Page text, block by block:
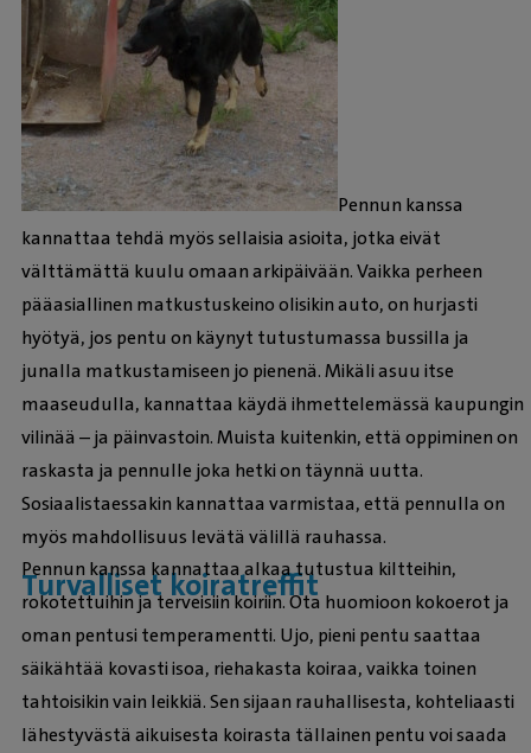
Pennun kanssa
kannattaa tehdä myös sellaisia asioita, jotka eivät
välttämättä kuulu omaan arkipäivään. Vaikka perheen
pääasiallinen matkustuskeino olisikin auto, on hurjasti
hyötyä, jos pentu on käynyt tutustumassa bussilla ja
junalla matkustamiseen jo pienenä. Mikäli asuu itse
maaseudulla, kannattaa käydä ihmettelemässä kaupungin
vilinää – ja päinvastoin. Muista kuitenkin, että oppiminen on
raskasta ja pennulle joka hetki on täynnä uutta.
Sosiaalistaessakin kannattaa varmistaa, että pennulla on
myös mahdollisuus levätä välillä rauhassa.
Turvalliset koiratreffit
Pennun kanssa kannattaa alkaa tutustua kiltteihin,
rokotettuihin ja terveisiin koiriin. Ota huomioon kokoerot ja
oman pentusi temperamentti. Ujo, pieni pentu saattaa
säikähtää kovasti isoa, riehakasta koiraa, vaikka toinen
tahtoisikin vain leikkiä. Sen sijaan rauhallisesta, kohteliaasti
lähestyvästä aikuisesta koirasta tällainen pentu voi saada